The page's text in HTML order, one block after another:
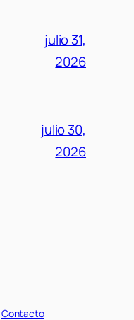
julio 31,
2026
julio 30,
2026
Contacto